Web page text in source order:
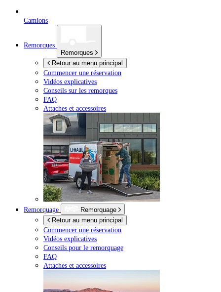
Camions
Remorques
Remorques
Retour au menu principal
Commencer une réservation
Vidéos explicatives
Conseils sur les remorques
FAQ
Attaches et accessoires
Remorquage
Remorquage
Retour au menu principal
Commencer une réservation
Vidéos explicatives
Conseils pour le remorquage
FAQ
Attaches et accessoires